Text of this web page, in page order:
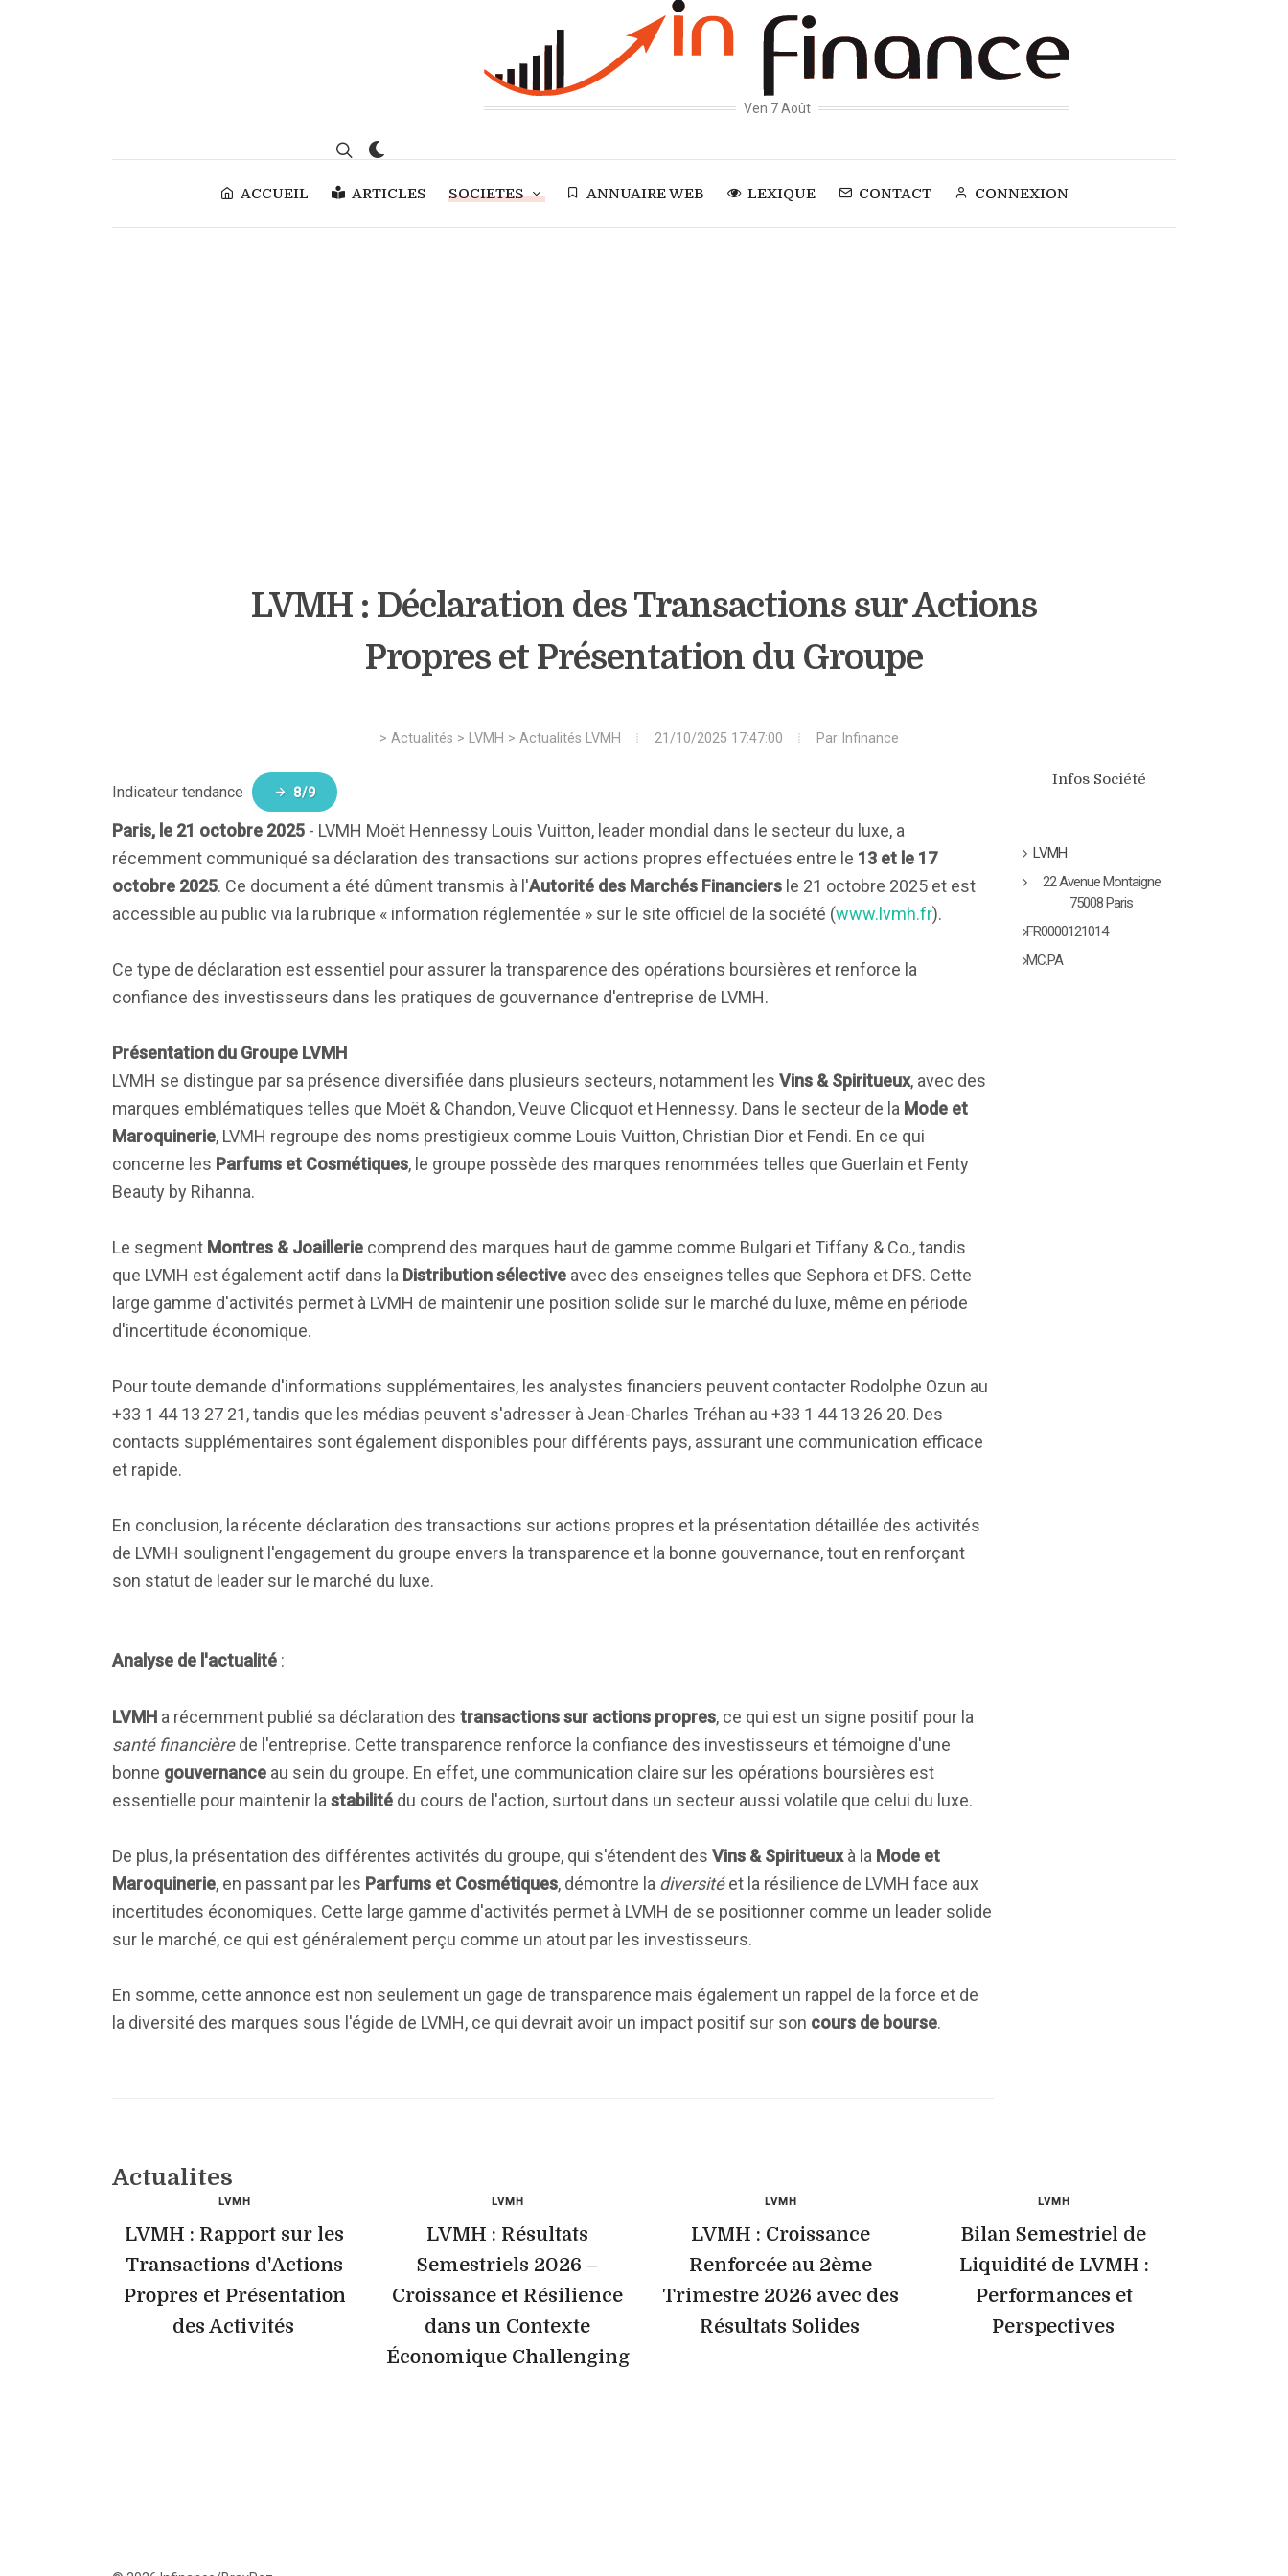
Ven 7 Août
ACCUEIL ARTICLES SOCIETES ANNUAIRE WEB LEXIQUE CONTACT CONNEXION
LVMH : Déclaration des Transactions sur Actions
Propres et Présentation du Groupe
> Actualités > LVMH > Actualités LVMH 21/10/2025 17:47:00 Par Infinance
Indicateur tendance 8/9
Paris, le 21 octobre 2025 - LVMH Moët Hennessy Louis Vuitton, leader mondial dans le secteur du luxe, a
récemment communiqué sa déclaration des transactions sur actions propres effectuées entre le 13 et le 17
octobre 2025. Ce document a été dûment transmis à l'Autorité des Marchés Financiers le 21 octobre 2025 et est
accessible au public via la rubrique « information réglementée » sur le site officiel de la société (www.lvmh.fr).
Ce type de déclaration est essentiel pour assurer la transparence des opérations boursières et renforce la
confiance des investisseurs dans les pratiques de gouvernance d'entreprise de LVMH.
Présentation du Groupe LVMH
LVMH se distingue par sa présence diversifiée dans plusieurs secteurs, notamment les Vins & Spiritueux, avec des
marques emblématiques telles que Moët & Chandon, Veuve Clicquot et Hennessy. Dans le secteur de la Mode et
Maroquinerie, LVMH regroupe des noms prestigieux comme Louis Vuitton, Christian Dior et Fendi. En ce qui
concerne les Parfums et Cosmétiques, le groupe possède des marques renommées telles que Guerlain et Fenty
Beauty by Rihanna.
Le segment Montres & Joaillerie comprend des marques haut de gamme comme Bulgari et Tiffany & Co., tandis
que LVMH est également actif dans la Distribution sélective avec des enseignes telles que Sephora et DFS. Cette
large gamme d'activités permet à LVMH de maintenir une position solide sur le marché du luxe, même en période
d'incertitude économique.
Pour toute demande d'informations supplémentaires, les analystes financiers peuvent contacter Rodolphe Ozun au
+33 1 44 13 27 21, tandis que les médias peuvent s'adresser à Jean-Charles Tréhan au +33 1 44 13 26 20. Des
contacts supplémentaires sont également disponibles pour différents pays, assurant une communication efficace
et rapide.
En conclusion, la récente déclaration des transactions sur actions propres et la présentation détaillée des activités
de LVMH soulignent l'engagement du groupe envers la transparence et la bonne gouvernance, tout en renforçant
son statut de leader sur le marché du luxe.
Analyse de l'actualité :
LVMH a récemment publié sa déclaration des transactions sur actions propres, ce qui est un signe positif pour la
santé financièrede l'entreprise. Cette transparence renforce la confiance des investisseurs et témoigne d'une
bonne gouvernance au sein du groupe. En effet, une communication claire sur les opérations boursières est
essentielle pour maintenir la stabilité du cours de l'action, surtout dans un secteur aussi volatile que celui du luxe.
De plus, la présentation des différentes activités du groupe, qui s'étendent des Vins & Spiritueuxà la Mode et
Maroquinerie, en passant par les Parfums et Cosmétiques, démontre la diversitéet la résilience de LVMH face aux
incertitudes économiques. Cette large gamme d'activités permet à LVMH de se positionner comme un leader solide
sur le marché, ce qui est généralement perçu comme un atout par les investisseurs.
En somme, cette annonce est non seulement un gage de transparence mais également un rappel de la force et de
la diversité des marques sous l'égide de LVMH, ce qui devrait avoir un impact positif sur son cours de bourse.
Infos Société
LVMH
22 Avenue Montaigne
75008 Paris
FR0000121014
MC.PA
Actualites
LVMH
LVMH : Rapport sur les
Transactions d'Actions
Propres et Présentation
des Activités
LVMH
LVMH : Résultats
Semestriels 2026 –
Croissance et Résilience
dans un Contexte
Économique Challenging
LVMH
LVMH : Croissance
Renforcée au 2ème
Trimestre 2026 avec des
Résultats Solides
LVMH
Bilan Semestriel de
Liquidité de LVMH :
Performances et
Perspectives